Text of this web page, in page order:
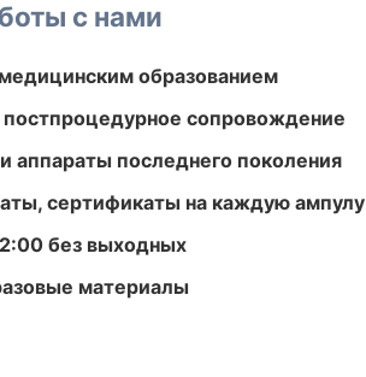
с нами
образованием
постпроцедурное сопровождение
аппараты последнего поколения
сертификаты на каждую ампулу
без выходных
материалы